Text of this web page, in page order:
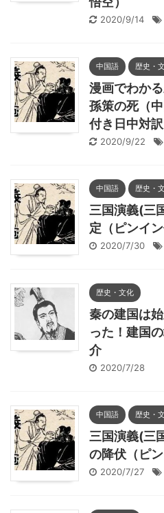
2020/9/14
中国語 歴史・
漫画でわか
孫策の死（
付き日中対訳
2020/9/22
中国語 歴史・
三国演義(三
定（ピンイ
2020/7/30
歴史・文化
秦の建国は
った！建国
介
2020/7/28
中国語 歴史・
三国演義(三
の降伏（ピ
2020/7/27